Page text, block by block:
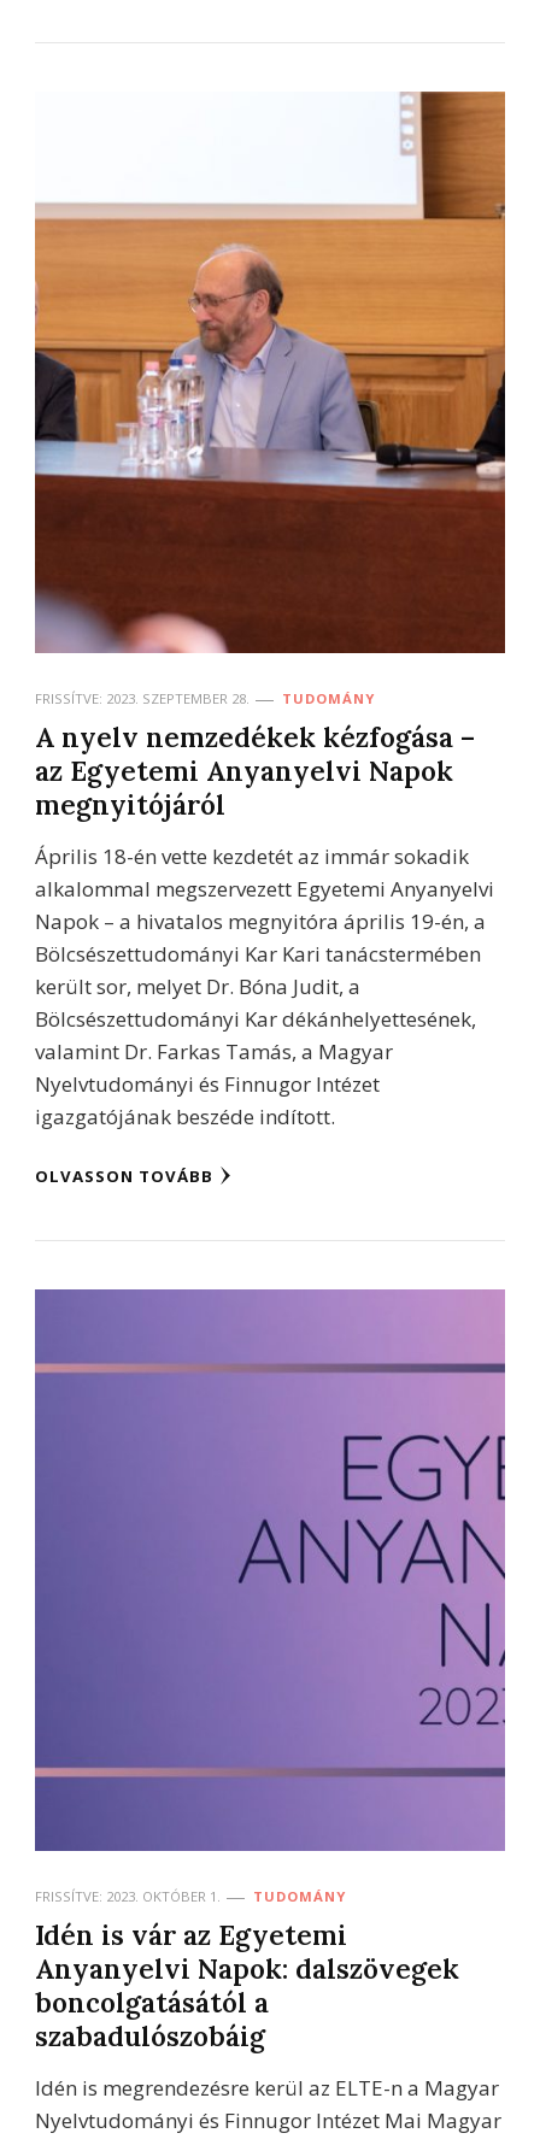
FRISSÍTVE: 2023. SZEPTEMBER 28. TUDOMÁNY
A nyelv nemzedékek kézfogása –
az Egyetemi Anyanyelvi Napok
megnyitójáról
Április 18-én vette kezdetét az immár sokadik
alkalommal megszervezett Egyetemi Anyanyelvi
Napok – a hivatalos megnyitóra április 19-én, a
Bölcsészettudományi Kar Kari tanácstermében
került sor, melyet Dr. Bóna Judit, a
Bölcsészettudományi Kar dékánhelyettesének,
valamint Dr. Farkas Tamás, a Magyar
Nyelvtudományi és Finnugor Intézet
igazgatójának beszéde indított.
OLVASSON TOVÁBB
FRISSÍTVE: 2023. OKTÓBER 1. TUDOMÁNY
Idén is vár az Egyetemi
Anyanyelvi Napok: dalszövegek
boncolgatásától a
szabadulószobáig
Idén is megrendezésre kerül az ELTE-n a Magyar
Nyelvtudományi és Finnugor Intézet Mai Magyar